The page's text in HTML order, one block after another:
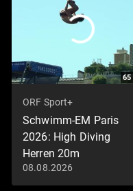
65
ORF Sport+
Schwimm-EM Paris
2026: High Diving
Herren 20m
Schwimm-EM 2026
08.08.2026